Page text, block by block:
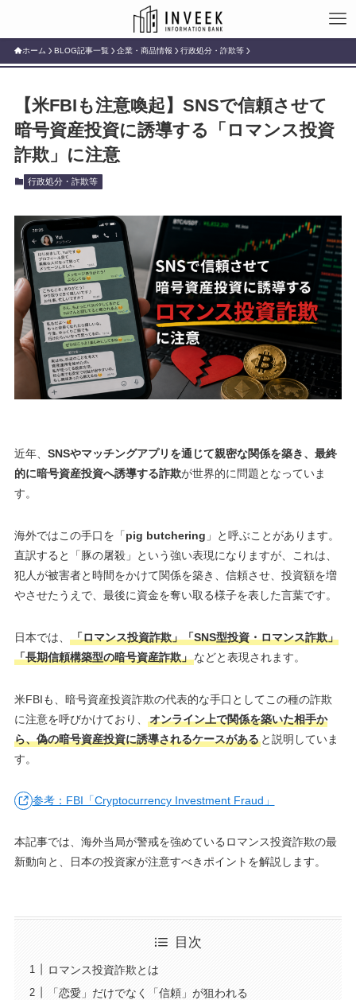
ホーム BLOG記事一覧 企業・商品情報 行政処分・詐欺等
【米FBIも注意喚起】SNSで信頼させて
暗号資産投資に誘導する「ロマンス投資
詐欺」に注意
行政処分・詐欺等
近年、 SNSやマッチングアプリを通じて親密な関係を築き、最終
的に暗号資産投資へ誘導する詐欺が世界的に問題となっていま
す。
海外ではこの手口を「pig butchering 」と呼ぶことがあります。
直訳すると「豚の屠殺」という強い表現になりますが、これは、
犯人が被害者と時間をかけて関係を築き、信頼させ、投資額を増
やさせたうえで、最後に資金を奪い取る様子を表した言葉です。
日本では、
「ロマンス投資詐欺」「SNS型投資・ロマンス詐欺」
「長期信頼構築型の暗号資産詐欺」などと表現されます。
米FBIも、暗号資産投資詐欺の代表的な手口としてこの種の詐欺
に注意を呼びかけており、
オンライン上で関係を築いた相手か
ら、偽の暗号資産投資に誘導されるケースがあると説明していま
す。
参考：FBI「Cryptocurrency Investment Fraud」
本記事では、海外当局が警戒を強めているロマンス投資詐欺の最
新動向と、日本の投資家が注意すべきポイントを解説します。
目次
ロマンス投資詐欺とは
「恋愛」だけでなく「信頼」が狙われる